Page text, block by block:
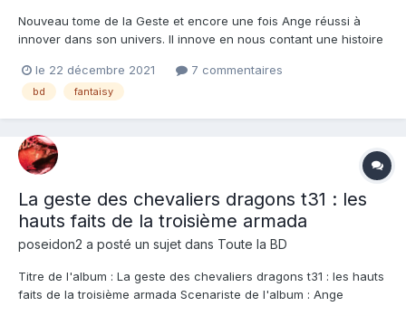
Nouveau tome de la Geste et encore une fois Ange réussi à
innover dans son univers. Il innove en nous contant une histoire
d'avoir pris plusieurs ouï-dire sur une même histoire et de les
confronter autour d'un feu de bois. Cela n...
le 22 décembre 2021 7 commentaires
bd fantaisy
La geste des chevaliers dragons t31 : les
hauts faits de la troisième armada
poseidon2 a posté un sujet dans Toute la BD
Titre de l'album : La geste des chevaliers dragons t31 : les hauts
faits de la troisième armada Scenariste de l'album : Ange